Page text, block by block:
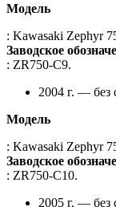
Модель
: Kawasaki Zephyr
Заводское
: ZR750-C9.
2004 г. — без
Модель
: Kawasaki Zephyr
Заводское
: ZR750-C10.
2005 г. — без